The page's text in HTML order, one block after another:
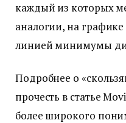
каждый из которых
аналогии, на
линией минимумы
Подробнее о
прочесть в статье
более широкого